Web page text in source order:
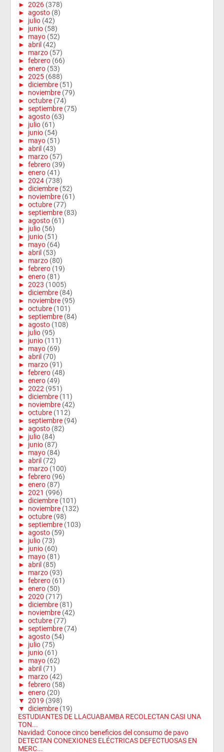
► 2026 (378)
► agosto (8)
► julio (42)
► junio (58)
► mayo (52)
► abril (42)
► marzo (57)
► febrero (66)
► enero (53)
► 2025 (688)
► diciembre (51)
► noviembre (79)
► octubre (74)
► septiembre (75)
► agosto (63)
► julio (61)
► junio (54)
► mayo (51)
► abril (43)
► marzo (57)
► febrero (39)
► enero (41)
► 2024 (738)
► diciembre (52)
► noviembre (61)
► octubre (77)
► septiembre (83)
► agosto (61)
► julio (56)
► junio (51)
► mayo (64)
► abril (53)
► marzo (80)
► febrero (19)
► enero (81)
► 2023 (1005)
► diciembre (84)
► noviembre (95)
► octubre (101)
► septiembre (84)
► agosto (108)
► julio (95)
► junio (111)
► mayo (69)
► abril (70)
► marzo (91)
► febrero (48)
► enero (49)
► 2022 (951)
► diciembre (11)
► noviembre (42)
► octubre (112)
► septiembre (94)
► agosto (82)
► julio (84)
► junio (87)
► mayo (84)
► abril (72)
► marzo (100)
► febrero (96)
► enero (87)
► 2021 (996)
► diciembre (101)
► noviembre (132)
► octubre (98)
► septiembre (103)
► agosto (59)
► julio (73)
► junio (60)
► mayo (81)
► abril (85)
► marzo (93)
► febrero (61)
► enero (50)
► 2020 (717)
► diciembre (81)
► noviembre (42)
► octubre (77)
► septiembre (74)
► agosto (54)
► julio (75)
► junio (61)
► mayo (62)
► abril (71)
► marzo (42)
► febrero (58)
► enero (20)
▼ 2019 (398)
▼ diciembre (19)
ESTUDIANTES DE LLACUABAMBA RECOLECTAN CASI UNA
TON...
Navidad: Conoce cinco beneficios del consumo de pavo
DETECTAN CONEXIONES ELÉCTRICAS DEFECTUOSAS EN
MERC...